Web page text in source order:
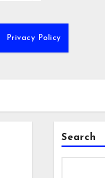
Privacy Policy
Search